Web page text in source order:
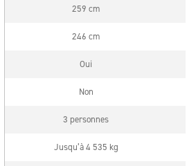
259 cm
246 cm
Oui
Non
3 personnes
Jusqu’à 4 535 kg